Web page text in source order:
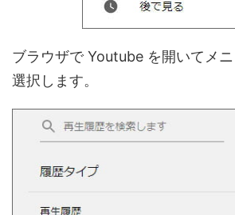
ブラウザで Youtube を開いてメ
選択します。